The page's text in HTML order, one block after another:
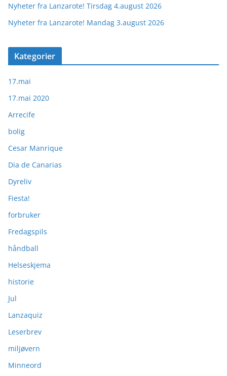
Nyheter fra Lanzarote! Tirsdag 4.august 2026
Nyheter fra Lanzarote! Mandag 3.august 2026
Kategorier
17.mai
17.mai 2020
Arrecife
bolig
Cesar Manrique
Dia de Canarias
Dyreliv
Fiesta!
forbruker
Fredagspils
håndball
Helseskjema
historie
Jul
Lanzaquiz
Leserbrev
miljøvern
Minneord